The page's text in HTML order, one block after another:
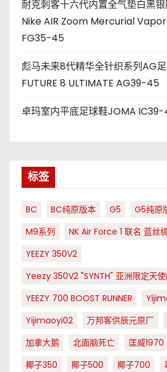
耐克刺客十六代内置全气垫白黑
Nike AIR Zoom Mercurial Vapor
FG35-45
彪马未来8代精华全针织系列AG
FUTURE 8 ULTIMATE AG39-45
卓玛室内平底足球鞋JOMA
标签
BC BC纯原版本 G5 G5纯原
M9系列
NK Air Force 1 联名 蓝丝
YEEZY 350V2
Yeezy 350V2 "SYNTH" 亚洲限定天
YEEZY 700 BOOST RUNNER
Yijimaoyi02
万邦客供辰元原厂
加拿大鹅
北面脑死亡 匡威1970
椰子350
椰子500 椰子700